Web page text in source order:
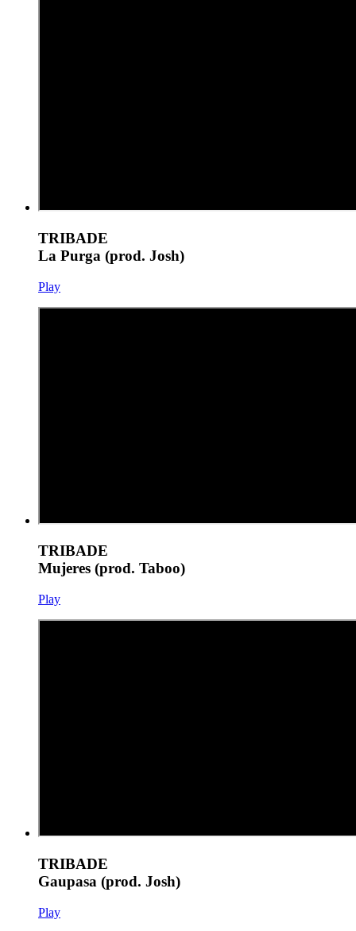
TRIBADE
La Purga (prod. Josh)
Play
TRIBADE
Mujeres (prod. Taboo)
Play
TRIBADE
Gaupasa (prod. Josh)
Play